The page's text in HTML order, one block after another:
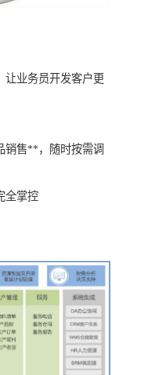
让业务员开发客户更
销售**，随时按需调
全掌控